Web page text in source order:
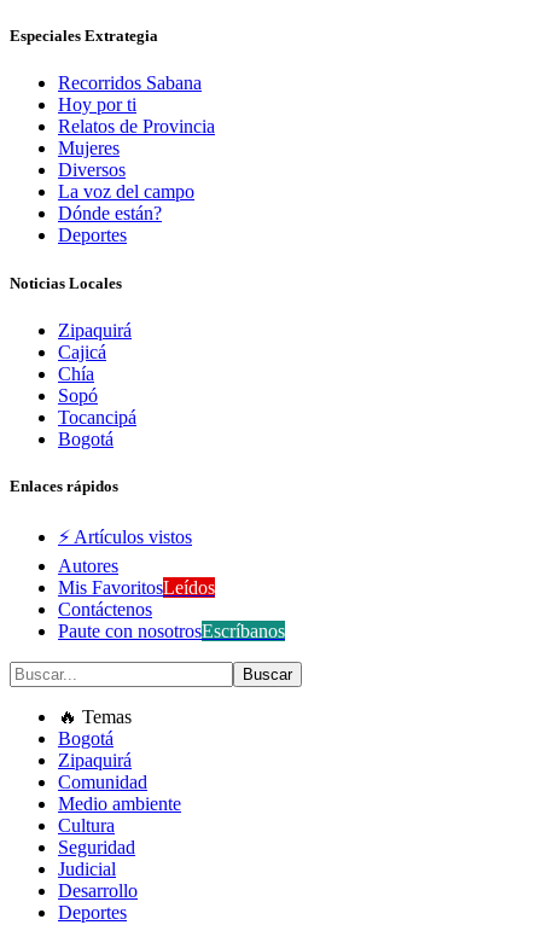
Especiales Extrategia
Recorridos Sabana
Hoy por ti
Relatos de Provincia
Mujeres
Diversos
La voz del campo
Dónde están?
Deportes
Noticias Locales
Zipaquirá
Cajicá
Chía
Sopó
Tocancipá
Bogotá
Enlaces rápidos
⚡️ Artículos vistos
Autores
Mis FavoritosLeídos
Contáctenos
Paute con nosotrosEscríbanos
🔥 Temas
Bogotá
Zipaquirá
Comunidad
Medio ambiente
Cultura
Seguridad
Judicial
Desarrollo
Deportes